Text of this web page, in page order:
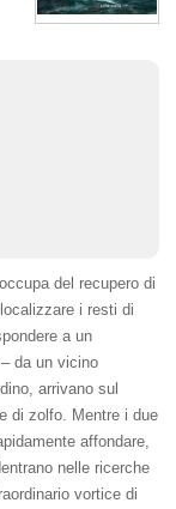
del recupero di
i resti di
a un
da un vicino
arrivano sul
di zolfo. Mentre i due
affondare,
nelle ricerche
vortice di